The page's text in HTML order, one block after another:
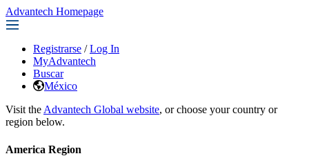
Advantech Homepage
Registrarse / Log In
MyAdvantech
Buscar
México
Visit the Advantech Global website, or choose your country or
region below.
America Region